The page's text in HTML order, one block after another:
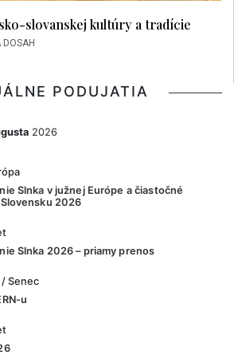
slovanskej kultúry a tradície
PODUJATIA
2026
Slnka v južnej Európe a čiastočné
2026
Slnka 2026 – priamy prenos
/ Senec
u